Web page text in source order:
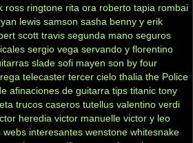
ross ringtone rita ora roberto tapia rombai
lewis samson sasha benny y erik
scott travis segunda mano seguros
sergio vega servando y florentino
slade sofi mayen son by four
telecaster tercer cielo thalia the Police
afinaciones de guitarra tips titanic tony
trucos caseros tutellus valentino verdi
heredia victor manuelle victor y leo
webs interesantes wenstone whitesnake